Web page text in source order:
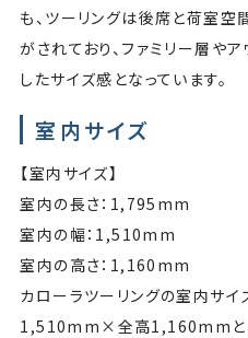
も、ツーリングは後席と荷室
がされており、ファミリー層や
したサイズ感となっています。
室内サイズ
【室内サイズ】
室内の長さ：1,795mm
室内の幅：1,510mm
室内の高さ：1,160mm
カローラツーリングの室内サ
1,510mm×全高1,160mmと